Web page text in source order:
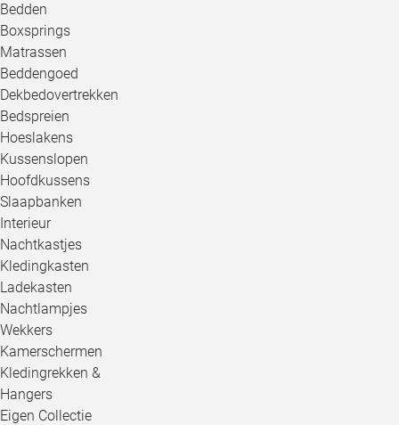
Bedden
Boxsprings
Matrassen
Beddengoed
Dekbedovertrekken
Bedspreien
Hoeslakens
Kussenslopen
Hoofdkussens
Slaapbanken
Interieur
Nachtkastjes
Kledingkasten
Ladekasten
Nachtlampjes
Wekkers
Kamerschermen
Kledingrekken &
Hangers
Eigen Collectie